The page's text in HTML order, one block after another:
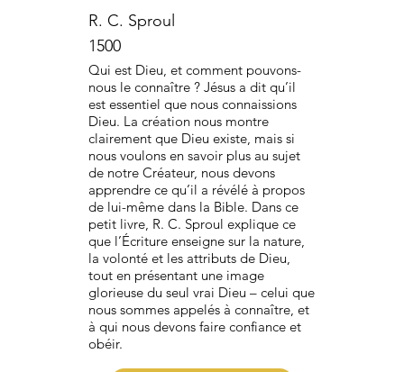
R. C. Sproul
1500
Qui est Dieu, et comment pouvons-
nous le connaître ? Jésus a dit qu’il
est essentiel que nous connaissions
Dieu. La création nous montre
clairement que Dieu existe, mais si
nous voulons en savoir plus au sujet
de notre Créateur, nous devons
apprendre ce qu’il a révélé à propos
de lui-même dans la Bible. Dans ce
petit livre, R. C. Sproul explique ce
que l’Écriture enseigne sur la nature,
la volonté et les attributs de Dieu,
tout en présentant une image
glorieuse du seul vrai Dieu – celui que
nous sommes appelés à connaître, et
à qui nous devons faire confiance et
obéir.